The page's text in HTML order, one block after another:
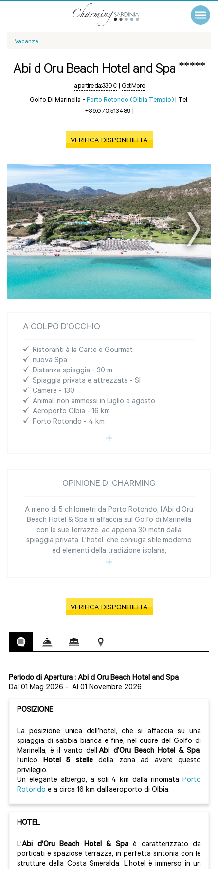
Vacanze
Abi d Oru Beach Hotel and Spa *****
a partire da:330 € | Get More
Golfo Di Marinella - Porto Rotondo (Olbia Tempio) | Tel.
+39.070.513489 |
VERIFICA DISPONIBILITÀ
A COLPO D’OCCHIO
Ristoranti à la Carte e Gourmet
nuova Spa
Distanza spiaggia - 30 m
Spiaggia privata e attrezzata - SI
Camere - 130
Animali non ammessi in luglio e agosto
Aeroporto Olbia - 16 km
Porto Rotondo - 4 km
OPINIONE DI CHARMING
A meno di 5 chilometri da Porto Rotondo, l’Abi d’Oru
Beach Hotel & Spa si affaccia sul Golfo di Marinella
con le sue terrazze, ad appena 30 metri dalla
spiaggia privata. L’hotel, che coniuga stile moderno
ed elementi della tradizione isolana,
VERIFICA DISPONIBILITÀ
Periodo di Apertura : Abi d Oru Beach Hotel and Spa
Dal 01 Mag 2026 - Al 01 Novembre 2026
POSIZIONE
La posizione unica dell’hotel, che si affaccia su una
spiaggia di sabbia bianca e fine, nel cuore del Golfo di
Marinella, è il vanto dell’Abi d’Oru Beach Hotel & Spa,
l’unico Hotel 5 stelledella zona ad avere questo
privilegio.
Un elegante albergo, a soli 4 km dalla rinomata Porto
Rotondo e a circa 16 km dall’aeroporto di Olbia.
HOTEL
L’Abi d’Oru Beach Hotel & Spaè caratterizzato da
porticati e spaziose terrazze, in perfetta sintonia con le
strutture della Costa Smeralda. L’hotel è immerso in un